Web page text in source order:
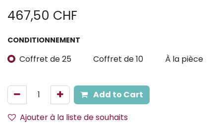
467,50 CHF
CONDITIONNEMENT
Coffret de 25 Coffret de 10 À la pièce
Add to Cart
Ajouter à la liste de souhaits